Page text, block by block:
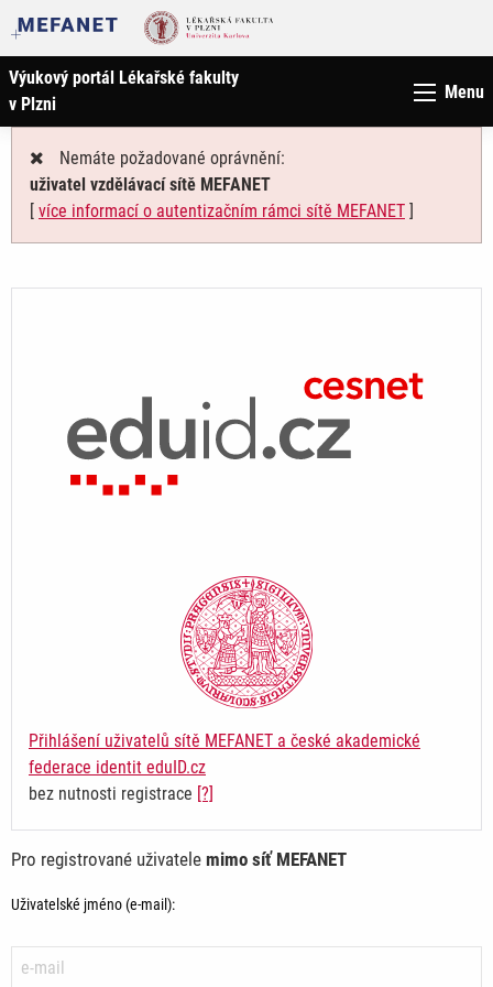
Výukový portál Lékařské fakulty
v Plzni
Menu
Nemáte požadované oprávnění:
uživatel vzdělávací sítě MEFANET
[ více informací o autentizačním rámci sítě MEFANET ]
Přihlášení uživatelů sítě MEFANET a české akademické
federace identit eduID.cz
bez nutnosti registrace [?]
Pro registrované uživatele mimo síť MEFANET
Uživatelské jméno (e-mail):